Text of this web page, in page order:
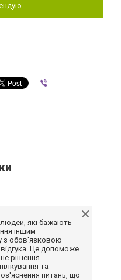
людей, які бажають
іншим
з обов'язковою
Це допоможе
рішення.
та
питань, що